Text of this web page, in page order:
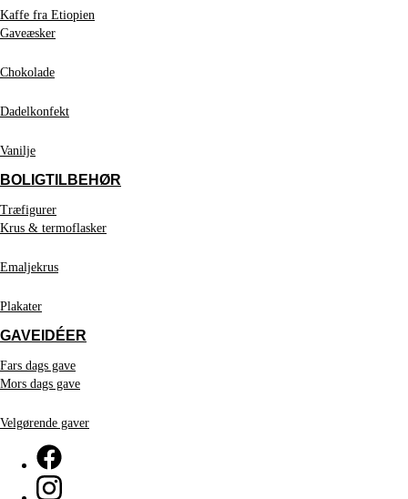
Kaffe fra Etiopien
Gaveæsker
Chokolade
Dadelkonfekt
Vanilje
BOLIGTILBEHØR
Træfigurer
Krus & termoflasker
Emaljekrus
Plakater
GAVEIDÉER
Fars dags gave
Mors dags gave
Velgørende gaver